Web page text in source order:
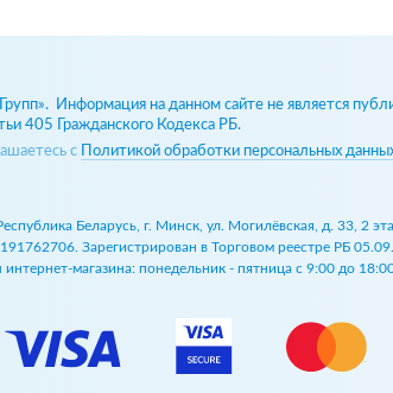
Информация на данном сайте не является
405 Гражданского Кодекса РБ.
с
Политикой обработки персональных
Беларусь, г. Минск, ул. Могилёвская, д. 33,
Зарегистрирован в Торговом реестре РБ
магазина: понедельник - пятница с 9:00 до